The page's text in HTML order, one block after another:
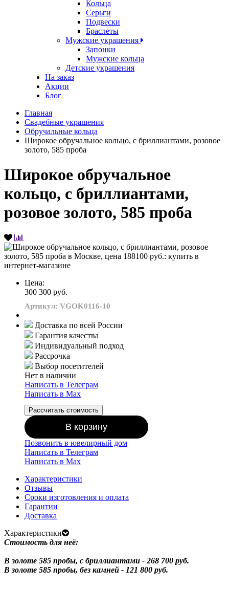
Кольца
Серьги
Подвески
Браслеты
Мужские украшения
Запонки
Мужские кольца
Детские украшения
На заказ
Акции
Блог
Главная
Свадебные украшения
Обручальные кольца
Широкое обручальное кольцо, с бриллиантами, розовое
золото, 585 проба
Широкое обручальное
кольцо, с бриллиантами,
розовое золото, 585 проба
Цена:
300 300 руб.
Артикул: VGOK0116-10
Доставка по всей России
Гарантия качества
Индивидуальный подход
Рассрочка
Выбор посетителей
Нет в наличии
Написать в Телеграм
Написать в Мах
Рассчитать стоимость
В корзину
Позвонить в ювелирный дом
Написать в Телеграм
Написать в Мах
Характеристики
Отзывы
Сроки изготовления и оплата
Гарантии
Доставка
Характеристики
Стоимость для неё:
В золоте 585 пробы, с бриллиантами - 268 700 руб.
В золоте 585 пробы, без камней - 121 800 руб.